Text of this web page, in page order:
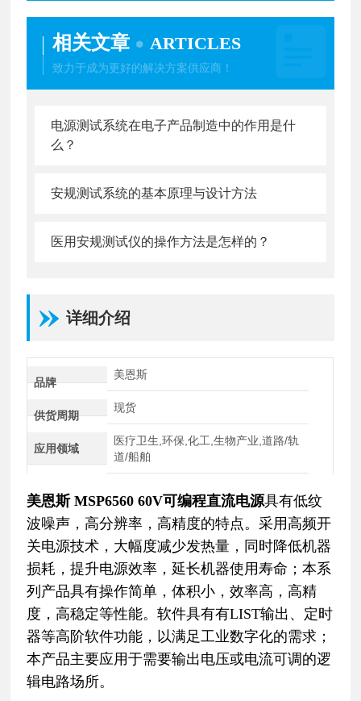
相关文章 ARTICLES
致力于成为更好的解决方案供应商！
电源测试系统在电子产品制造中的作用是什
么？
安规测试系统的基本原理与设计方法
医用安规测试仪的操作方法是怎样的？
详细介绍
品牌
美恩斯
供货周期
现货
应用领域
医疗卫生,环保,化工,生物产业,道路/轨
道/船舶
美恩斯 MSP6560 60V可编程直流电源具有低纹
波噪声，高分辨率，高精度的特点。采用高频开
关电源技术，大幅度减少发热量，同时降低机器
损耗，提升电源效率，延长机器使用寿命；本系
列产品具有操作简单，体积小，效率高，高精
度，高稳定等性能。软件具有有LIST输出、定时
器等高阶软件功能，以满足工业数字化的需求；
本产品主要应用于需要输出电压或电流可调的逻
辑电路场所。